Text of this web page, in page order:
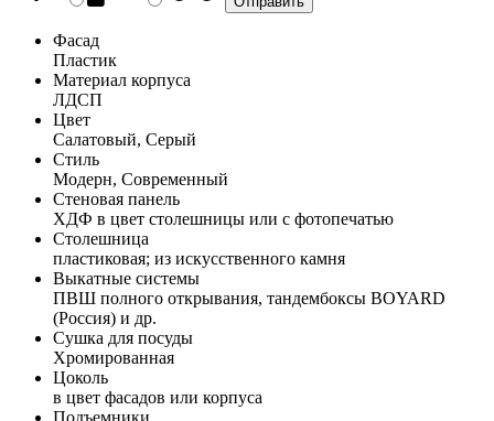
Фасад
Пластик
Материал корпуса
ЛДСП
Цвет
Салатовый, Серый
Стиль
Модерн, Современный
Стеновая панель
ХДФ в цвет столешницы или с фотопечатью
Столешница
пластиковая; из искусственного камня
Выкатные системы
ПВШ полного открывания, тандембоксы BOYARD
(Россия) и др.
Сушка для посуды
Хромированная
Цоколь
в цвет фасадов или корпуса
Подъемники